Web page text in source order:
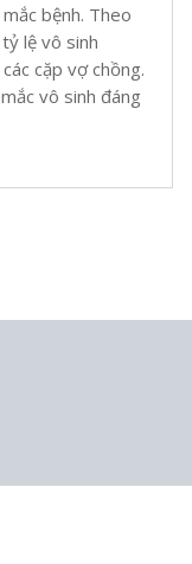
bệnh. Theo
lệ vô sinh
cặp vợ chồng.
vô sinh đáng